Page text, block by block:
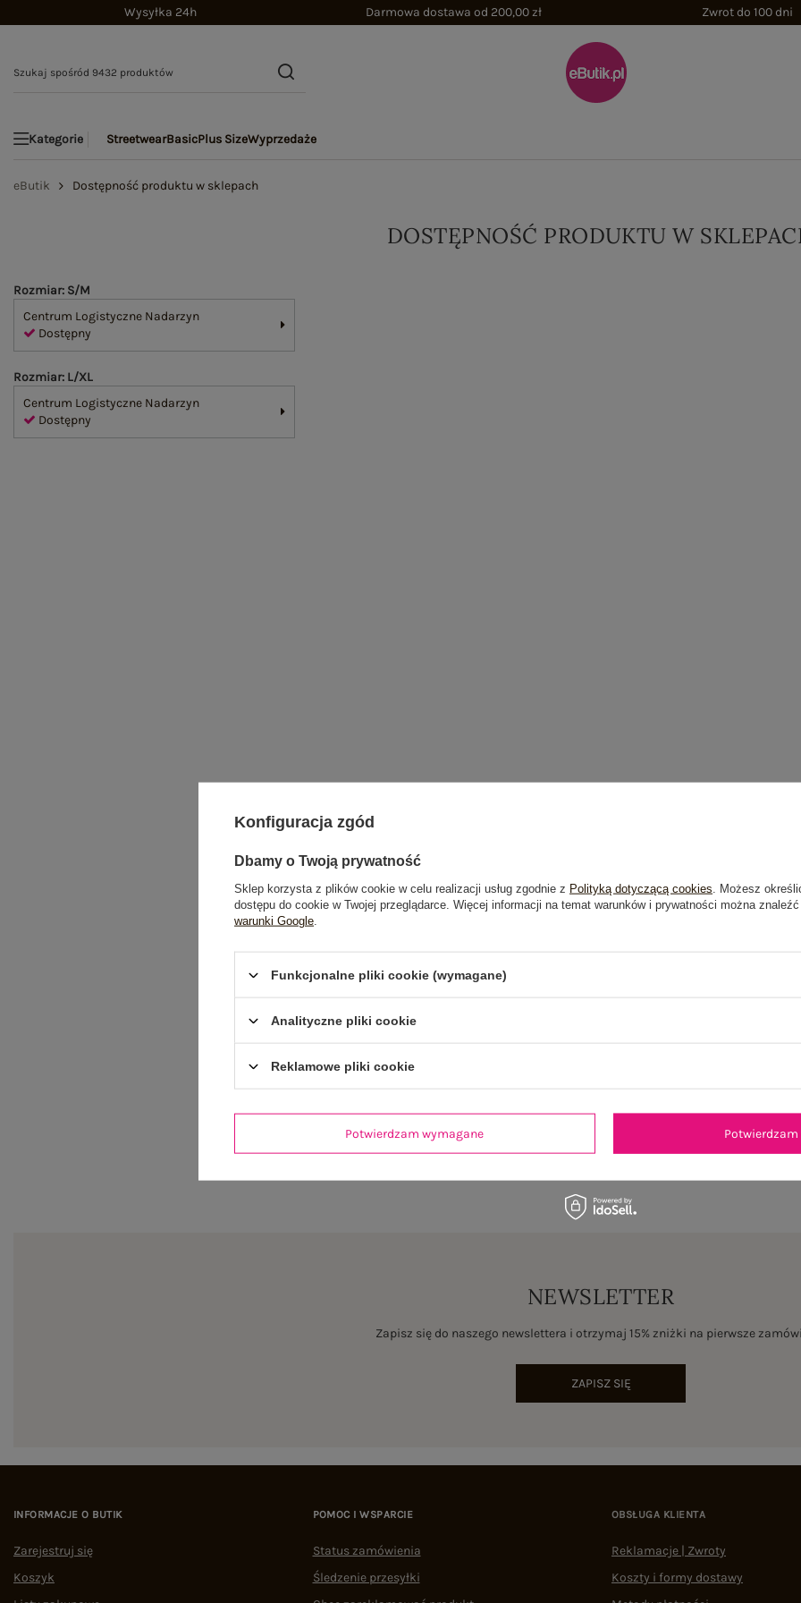
Wysyłka 24h Darmowa dostawa od 200,00 zł Zwrot do 100 dni
Kategorie StreetwearBasicPlus SizeWyprzedaże
eButik Dostępność produktu w sklepach
DOSTĘPNOŚĆ PRODUKTU W
Rozmiar: S/M
Centrum Logistyczne Nadarzyn
Dostępny
Rozmiar: L/XL
Centrum Logistyczne Nadarzyn
Dostępny
NEWSLETTER
Zapisz się do naszego newslettera i otrzymaj 15% zniżki na pierwsze
ZAPISZ SIĘ
INFORMACJE O BUTIK
Zarejestruj się
Koszyk
POMOC I WSPARCIE
Status zamówienia
Śledzenie przesyłki
OBSŁUGA KLIENTA
Reklamacje | Zwroty
Koszty i formy dostawy
Konfiguracja zgód
Dbamy o Twoją prywatność
Sklep korzysta z plików cookie w celu realizacji usług zgodnie z Polityką dotyczącą cookies . Możesz
dostępu do cookie w Twojej przeglądarce. Więcej informacji na temat warunków i prywatności można
warunki Google
Funkcjonalne pliki cookie (wymagane)
Analityczne pliki cookie
Reklamowe pliki cookie
Potwierdzam wymagane